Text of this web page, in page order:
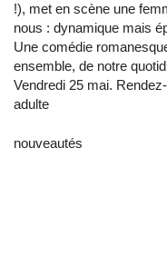
!), met en scène une
nous : dynamique mais
Une comédie
ensemble, de notre
Vendredi 25 mai.
adulte
nouveautés